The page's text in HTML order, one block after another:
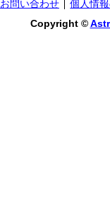
お問い合わせ
個人情
Copyright ©